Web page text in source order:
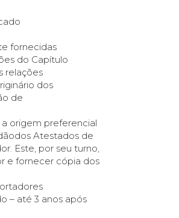
fornecidas
do Capítulo
relações
dos
de
origem preferencial
Atestados de
Este, por seu turno,
e fornecer cópia dos
– até 3 anos após